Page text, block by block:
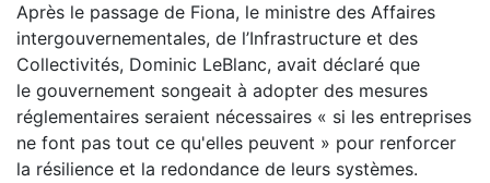
Après le passage de Fiona, le ministre des Affaires
intergouvernementales, de l’Infrastructure et des
Collectivités, Dominic LeBlanc, avait déclaré que
le gouvernement songeait à adopter des mesures
réglementaires seraient nécessaires « si les entreprises
ne font pas tout ce qu'elles peuvent » pour renforcer
la résilience et la redondance de leurs systèmes.